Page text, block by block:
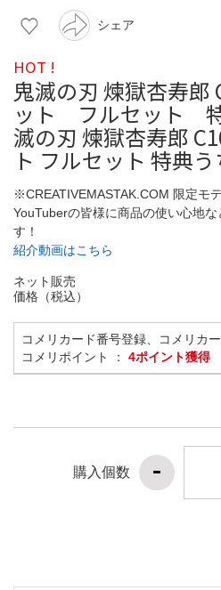
シェア
HOT !
鬼滅の刃 煉獄杏寿郎
ット フルセット
滅の刃 煉獄杏寿郎
ト フルセット 特典
※CREATIVEMASTAK.COM 限定モ
YouTuberの皆様に商品の使い心地
す！
紹介動画はこちら
ネット販売
価格（税込）
コメリカード番号登録、コメリカ
コメリポイント ： 4ポイント獲得
購入個数